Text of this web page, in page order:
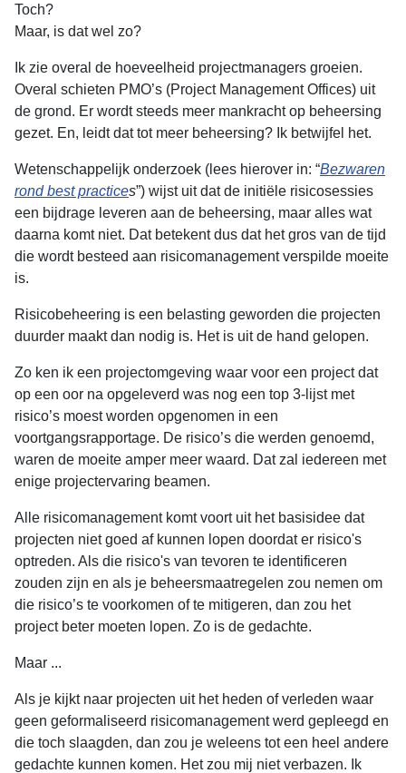
Toch?
Maar, is dat wel zo?
Ik zie overal de hoeveelheid projectmanagers groeien.
Overal schieten PMO’s (Project Management Offices) uit
de grond. Er wordt steeds meer mankracht op beheersing
gezet. En, leidt dat tot meer beheersing? Ik betwijfel het.
Wetenschappelijk onderzoek (lees hierover in: “Bezwaren
rond best practices”) wijst uit dat de initiële risicosessies
een bijdrage leveren aan de beheersing, maar alles wat
daarna komt niet. Dat betekent dus dat het gros van de tijd
die wordt besteed aan risicomanagement verspilde moeite
is.
Risicobeheering is een belasting geworden die projecten
duurder maakt dan nodig is. Het is uit de hand gelopen.
Zo ken ik een projectomgeving waar voor een project dat
op een oor na opgeleverd was nog een top 3-lijst met
risico’s moest worden opgenomen in een
voortgangsrapportage. De risico’s die werden genoemd,
waren de moeite amper meer waard. Dat zal iedereen met
enige projectervaring beamen.
Alle risicomanagement komt voort uit het basisidee dat
projecten niet goed af kunnen lopen doordat er risico's
optreden. Als die risico's van tevoren te identificeren
zouden zijn en als je beheersmaatregelen zou nemen om
die risico’s te voorkomen of te mitigeren, dan zou het
project beter moeten lopen. Zo is de gedachte.
Maar ...
Als je kijkt naar projecten uit het heden of verleden waar
geen geformaliseerd risicomanagement werd gepleegd en
die toch slaagden, dan zou je weleens tot een heel andere
gedachte kunnen komen. Het zou mij niet verbazen. Ik